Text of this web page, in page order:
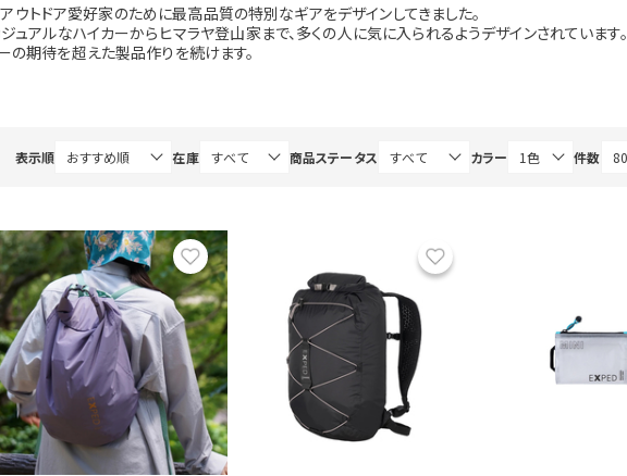
ウトドア愛好家のために最高品質の特別なギアをデザインしてきました。
ュアルなハイカーからヒマラヤ登山家まで、多くの人に気に入られるようデザインされています。
期待を超えた製品作りを続けます。
表示順 在庫 商品ステータス カラー 件数
お気に入り